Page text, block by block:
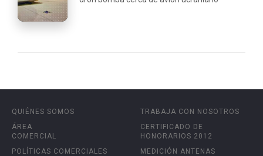
QUIÉNES SOMOS
ÁREA
COMERCIAL
POLÍTICAS COMERCIALES
TRABAJA CON NOSOTROS
CERTIFICADO DE
HONORARIOS 2012
MEDICIÓN ANTENAS